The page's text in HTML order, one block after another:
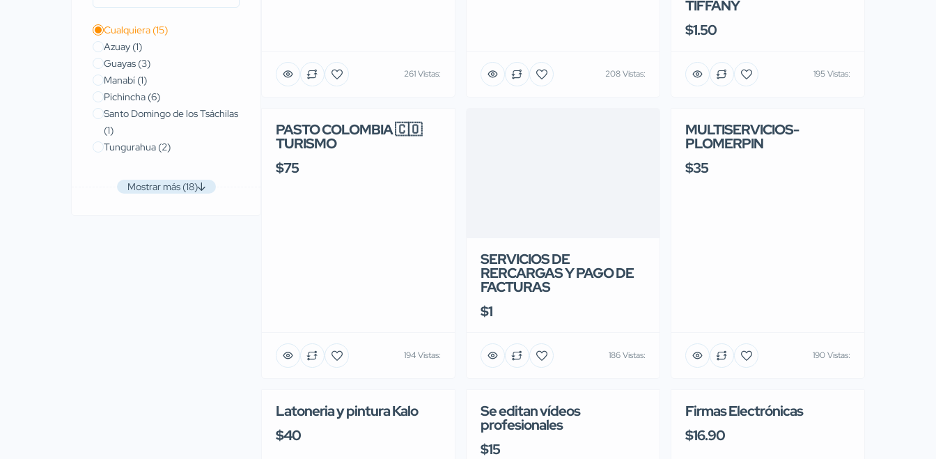
Cualquiera (15)
Azuay (1)
Guayas (3)
Manabí (1)
Pichincha (6)
Santo Domingo de los Tsáchilas
(1)
Tungurahua (2)
Mostrar más (18)
261 Vistas: 208 Vistas:
TIFFANY
$1.50
195 Vistas:
PASTO COLOMBIA 🇨🇴
TURISMO
$75
194 Vistas:
SERVICIOS DE
RERCARGAS Y PAGO DE
FACTURAS
$1
186 Vistas:
MULTISERVICIOS-
PLOMERPIN
$35
190 Vistas:
Latoneria y pintura Kalo
$40
Se editan vídeos
profesionales
$15
Firmas Electrónicas
$16.90